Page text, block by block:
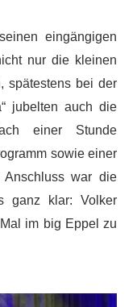
eingängigen
nur die kleinen
spätestens bei der
jubelten auch die
einer Stunde
sowie einer
Anschluss war die
ganz klar: Volker
im big Eppel zu